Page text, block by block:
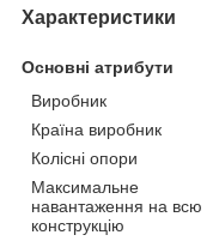
Характеристики
Основні атрибути
Виробник
Країна виробник
Колісні опори
Максимальне
навантаження на всю
конструкцію